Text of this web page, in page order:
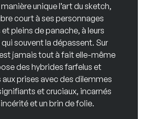
unique l’art du sketch,
court à ses personnages
pleins de panache, à leurs
souvent la dépassent. Sur
jamais tout à fait elle-même
des hybrides farfelus et
prises avec des dilemmes
et cruciaux, incarnés
et un brin de folie.